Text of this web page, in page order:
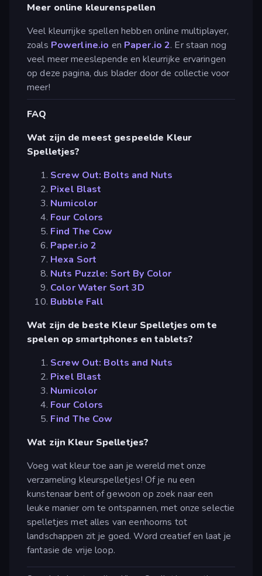
Meer online kleurenspellen
Veel kleurrijke spellen hebben online multiplayer,
zoals Powerline.io en Paper.io 2. Er staan nog
veel meer meeslepende en kleurrijke ervaringen
op deze pagina, dus blader door de collectie voor
meer!
FAQ
Wat zijn de meest gespeelde Kleur
Spelletjes?
Screw Out: Bolts and Nuts
Pixel Blast
Numicolor
Four Colors
Find The Cow
Paper.io 2
Hexa Sort
Nuts Puzzle: Sort By Color
Color Water Sort 3D
Bubble Fall
Wat zijn de beste Kleur Spelletjes om te
spelen op smartphones en tablets?
Screw Out: Bolts and Nuts
Pixel Blast
Numicolor
Four Colors
Find The Cow
Wat zijn Kleur Spelletjes?
Voeg wat kleur toe aan je wereld met onze
verzameling kleurspelletjes! Of je nu een
kunstenaar bent of gewoon op zoek naar een
leuke manier om te ontspannen, met onze selectie
spelletjes met alles van eenhoorns tot
landschappen zit je goed. Word creatief en laat je
fantasie de vrije loop.